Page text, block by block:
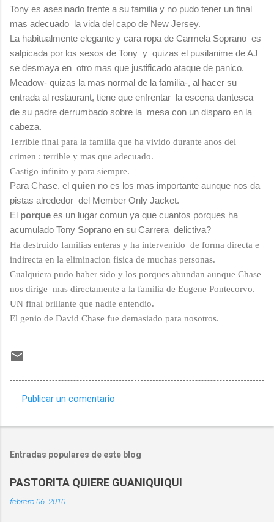
Tony es asesinado frente a su familia y no pudo tener un final
mas adecuado la vida del capo de New Jersey.
La habitualmente elegante y cara ropa de Carmela Soprano es
salpicada por los sesos de Tony y quizas el pusilanime de AJ
se desmaya en otro mas que justificado ataque de panico.
Meadow- quizas la mas normal de la familia-, al hacer su
entrada al restaurant, tiene que enfrentar la escena dantesca
de su padre derrumbado sobre la mesa con un disparo en la
cabeza.
Terrible final para la familia que ha vivido durante anos del
crimen : terrible y mas que adecuado.
Castigo infinito y para siempre.
Para Chase, el quien no es los mas importante aunque nos da
pistas alrededor del Member Only Jacket.
El porque es un lugar comun ya que cuantos porques ha
acumulado Tony Soprano en su Carrera delictiva?
Ha destruido familias enteras y ha intervenido de forma directa e
indirecta en la eliminacion fisica de muchas personas.
Cualquiera pudo haber sido y los porques abundan aunque Chase
nos dirige mas directamente a la familia de Eugene Pontecorvo.
UN final brillante que nadie entendio.
El genio de David Chase fue demasiado para nosotros.
o
n
Publicar un comentario
Entradas populares de este blog
PASTORITA QUIERE GUANIQUIQUI
febrero 06, 2010